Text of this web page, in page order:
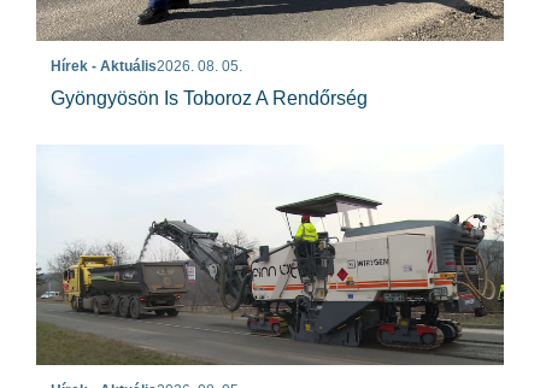
Hírek - Aktuális2026. 08. 05.
Gyöngyösön Is Toboroz A Rendőrség